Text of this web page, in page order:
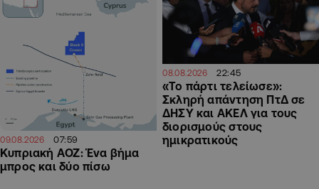
09.08.2026 07:59
Κυπριακή ΑΟΖ: Ένα βήμα
μπρος και δύο πίσω
08.08.2026 22:45
«Το πάρτι τελείωσε»:
Σκληρή απάντηση ΠτΔ σε
ΔΗΣΥ και ΑΚΕΛ για τους
διορισμούς στους
ημικρατικούς